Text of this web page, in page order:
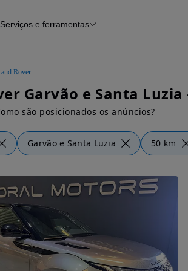
Histórico do veículo
Serviços e ferramentas
Rover
são posicionados os anúncios?
Garvão e Santa Luzia 50 km